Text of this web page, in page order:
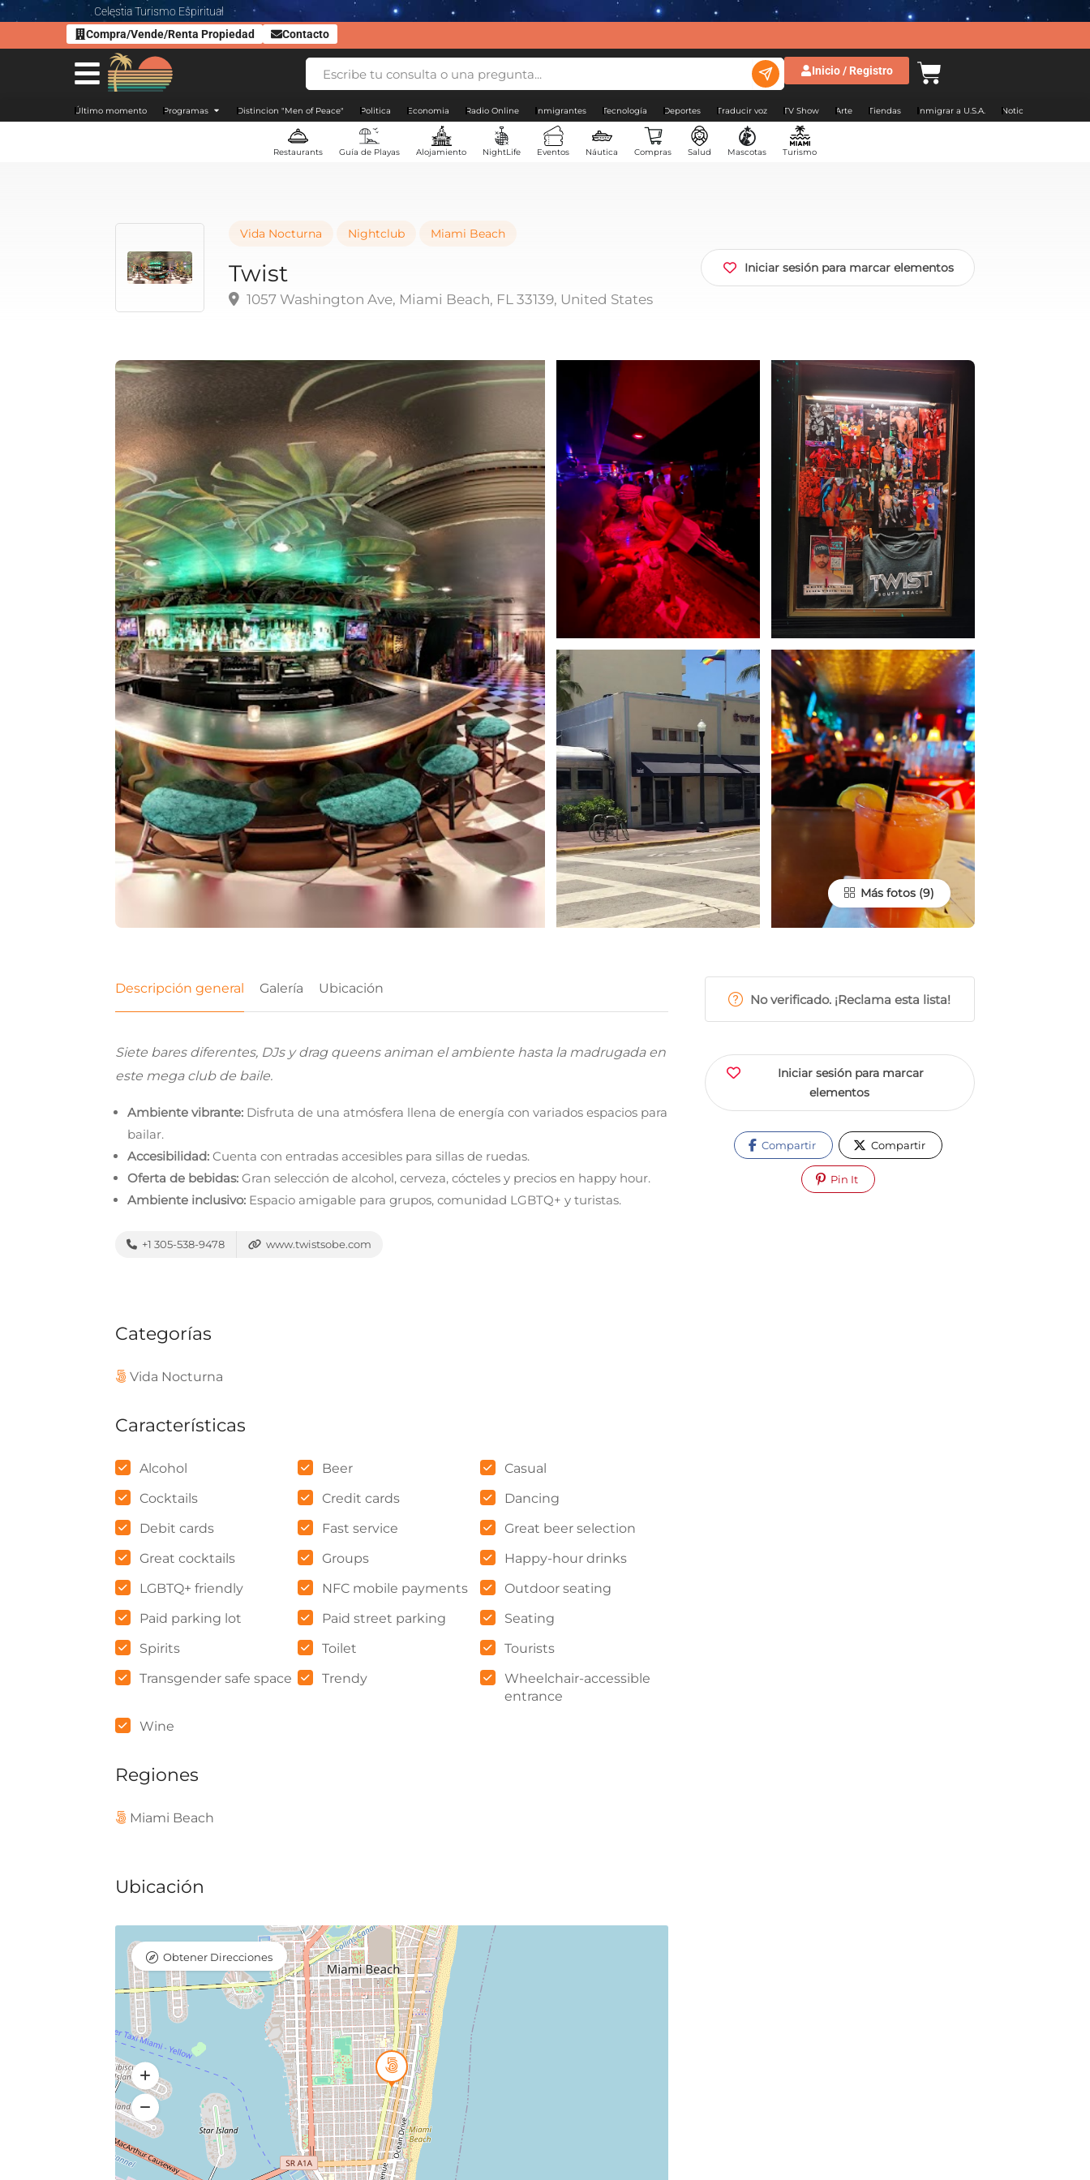
Celestia Turismo Espiritual
Compra/Vende/Renta Propiedad
Contacto
Inicio / Registro
Último momento Programas Distincion "Men of Peace" Politica Economia Radio Online Inmigrantes Tecnología Deportes Traducir voz TV Show Arte Tiendas Inmigrar a U.S.A. Noticias Argentina
Restaurants Guía de Playas Alojamiento NightLife Eventos Náutica Compras Salud Mascotas Turismo
Vida Nocturna Nightclub Miami Beach
Twist
1057 Washington Ave, Miami Beach, FL 33139, United States
Iniciar sesión para marcar elementos
Más fotos
Descripción general Galería Ubicación
Siete bares diferentes, DJs y drag queens animan el ambiente hasta la madrugada en
este mega club de baile.
Ambiente vibrante: Disfruta de una atmósfera llena de energía con variados espacios para
bailar.
Accesibilidad: Cuenta con entradas accesibles para sillas de ruedas.
Oferta de bebidas: Gran selección de alcohol, cerveza, cócteles y precios en happy hour.
Ambiente inclusivo: Espacio amigable para grupos, comunidad LGBTQ+ y turistas.
+1 305-538-9478 www.twistsobe.com
Categorías
Vida Nocturna
Características
Alcohol Beer
Casual
Cocktails
Credit cards
Dancing
Debit cards
Fast service
Great beer selection
Great cocktails
Groups
Happy-hour drinks
LGBTQ+ friendly
NFC mobile payments
Outdoor seating
Paid parking lot
Paid street parking
Seating
Spirits
Toilet
Tourists
Transgender safe space
Trendy
Wheelchair-accessible
entrance
Wine
Regiones
Miami Beach
Ubicación
Obtener Direcciones
No verificado. ¡Reclama esta lista!
Iniciar sesión para marcar
elementos
Compartir Compartir
Pin It